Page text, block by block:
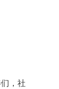
，社